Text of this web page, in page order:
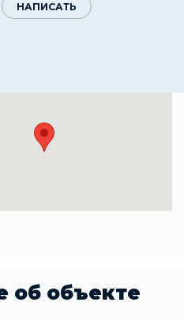
НАПИСАТЬ
об объекте